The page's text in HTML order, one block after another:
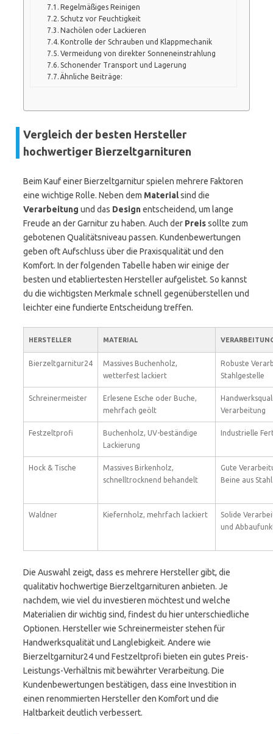
Regelmäßiges Reinigen
Schutz vor Feuchtigkeit
Nachölen oder Lackieren
Kontrolle der Schrauben und Klappmechanik
Vermeidung von direkter Sonneneinstrahlung
Schonender Transport und Lagerung
Ähnliche Beiträge:
Vergleich der besten Hersteller
hochwertiger Bierzeltgarnituren
Beim Kauf einer Bierzeltgarnitur spielen mehrere Faktoren
eine wichtige Rolle. Neben dem Materialsind die
Verarbeitung und das Designentscheidend, um lange
Freude an der Garnitur zu haben. Auch der Preissollte zum
gebotenen Qualitätsniveau passen. Kundenbewertungen
geben oft Aufschluss über die Praxisqualität und den
Komfort. In der folgenden Tabelle haben wir einige der
besten und etabliertesten Hersteller aufgelistet. So kannst
du die wichtigsten Merkmale schnell gegenüberstellen und
leichter eine fundierte Entscheidung treffen.
HERSTELLER MATERIAL
Bierzeltgarnitur24
Massives Buchenholz,
wetterfest lackiert
Robuste
Stahlgestelle
Schreinermeister
Erlesene Esche oder Buche,
mehrfach geölt
Verarbeitung
Festzeltprofi
Buchenholz, UV-beständige
Lackierung
Industrielle
Hock & Tische
Massives Birkenholz,
schnelltrocknend behandelt
Gute
Beine aus Stahl
Waldner Kiefernholz, mehrfach lackiert
Solide
und
Die Auswahl zeigt, dass es mehrere Hersteller gibt, die
qualitativ hochwertige Bierzeltgarnituren anbieten. Je
nachdem, wie viel du investieren möchtest und welche
Materialien dir wichtig sind, findest du hier unterschiedliche
Optionen. Hersteller wie Schreinermeister stehen für
Handwerksqualität und Langlebigkeit. Andere wie
Bierzeltgarnitur24 und Festzeltprofi bieten ein gutes Preis-
Leistungs-Verhältnis mit bewährter Verarbeitung. Die
Kundenbewertungen bestätigen, dass eine Investition in
einen renommierten Hersteller den Komfort und die
Haltbarkeit deutlich verbessert.